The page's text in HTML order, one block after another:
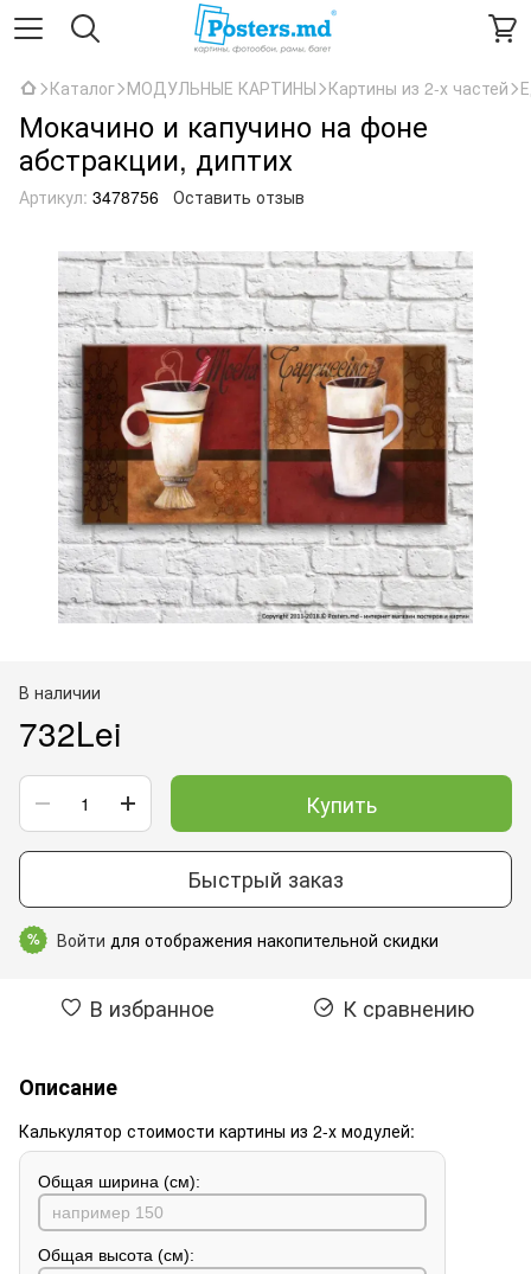
Каталог МОДУЛЬНЫЕ КАРТИНЫ Картины из 2-х частей
Мокачино и капучино на фоне
абстракции, диптих
Артикул: 3478756 Оставить отзыв
В наличии
732Lei
Купить
Быстрый заказ
% Войти для отображения накопительной скидки
В избранное К сравнению
Описание
Калькулятор стоимости картины из 2-х модулей:
Общая ширина (см):
Общая высота (см):